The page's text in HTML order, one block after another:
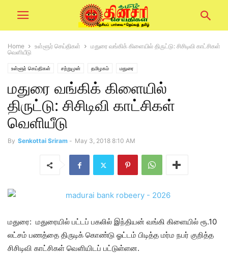
Home உள்ளூர் செய்திகள்
மதுரை வங்கிக் கிளையில் திருட்டு: சிசிடிவி காட்சிகள்
வெளியீடு
உள்ளூர் செய்திகள் சற்றுமுன் தமிழகம் மதுரை
மதுரை வங்கிக் கிளையில்
திருட்டு: சிசிடிவி காட்சிகள்
வெளியீடு
By Senkottai Sriram - May 3, 2018 8:10 AM
மதுரை: மதுரையில் பட்டப் பகலில் இந்தியன் வங்கி கிளையில் ரூ.10
லட்சம் பணத்தை திருடிக் கொண்டு ஓட்டம் பிடித்த மர்ம நபர் குறித்த
சிசிடிவி காட்சிகள் வெளியிடப் பட்டுள்ளன.